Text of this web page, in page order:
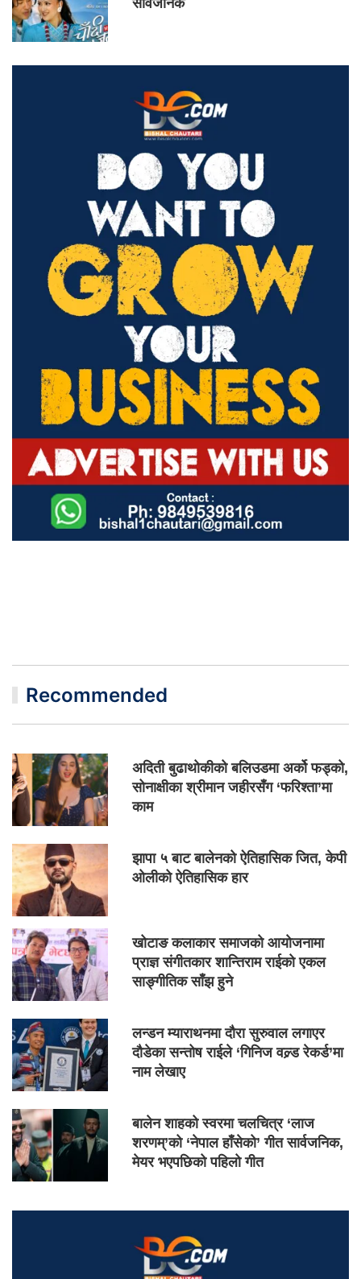
सार्वजनिक
Recommended
अदिती बुढाथोकीको बलिउडमा अर्को फड्को,
सोनाक्षीका श्रीमान जहीरसँग ‘फरिश्ता’मा
काम
झापा ५ बाट बालेनको ऐतिहासिक जित, केपी
ओलीको ऐतिहासिक हार
खोटाङ कलाकार समाजको आयोजनामा
प्राज्ञ संगीतकार शान्तिराम राईको एकल
साङ्गीतिक साँझ हुने
लन्डन म्याराथनमा दौरा सुरुवाल लगाएर
दौडेका सन्तोष राईले ‘गिनिज वल्र्ड रेकर्ड’मा
नाम लेखाए
बालेन शाहको स्वरमा चलचित्र ‘लाज
शरणम्’को ‘नेपाल हाँसेको’ गीत सार्वजनिक,
मेयर भएपछिको पहिलो गीत